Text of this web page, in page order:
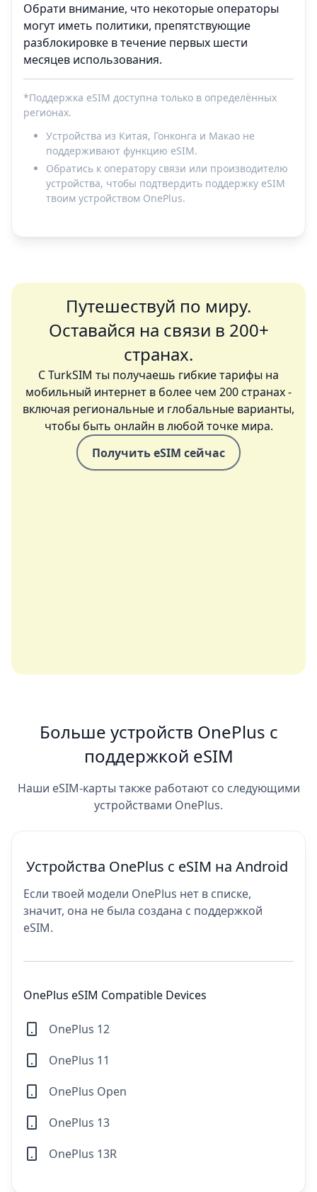
Обрати внимание, что некоторые операторы
могут иметь политики, препятствующие
разблокировке в течение первых шести
месяцев использования.
*Поддержка eSIM доступна только в определённых
регионах.
Устройства из Китая, Гонконга и Макао не
поддерживают функцию eSIM.
Обратись к оператору связи или производителю
устройства, чтобы подтвердить поддержку eSIM
твоим устройством OnePlus.
Путешествуй по миру.
Оставайся на связи в 200+
странах.
С TurkSIM ты получаешь гибкие тарифы на
мобильный интернет в более чем 200 странах -
включая региональные и глобальные варианты,
чтобы быть онлайн в любой точке мира.
Получить eSIM сейчас
Больше устройств OnePlus с
поддержкой eSIM
Наши eSIM-карты также работают со следующими
устройствами OnePlus.
Устройства OnePlus с eSIM на Android
Если твоей модели OnePlus нет в списке,
значит, она не была создана с поддержкой
eSIM.
OnePlus eSIM Compatible Devices
OnePlus 12
OnePlus 11
OnePlus Open
OnePlus 13
OnePlus 13R